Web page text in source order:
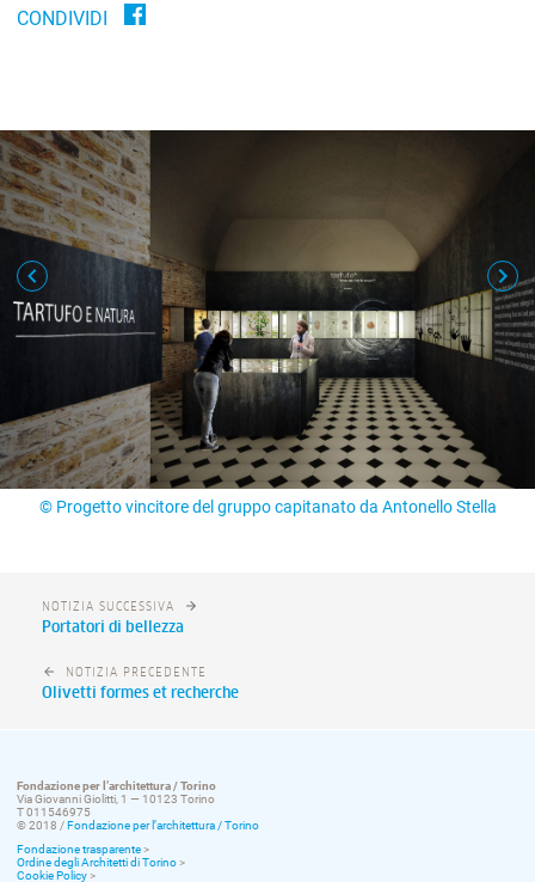
CONDIVIDI
Stella © Progetto vincitore del gruppo capitanato da
NOTIZIA SUCCESSIVA
Portatori di bellezza
NOTIZIA PRECEDENTE
Olivetti formes et recherche
Fondazione per l’architettura / Torino
Via Giovanni Giolitti, 1 — 10123 Torino
T 011546975
© 2018 /Fondazione per l’architettura / Torino
Fondazione trasparente>
Ordine degli Architetti di Torino>
Cookie Policy>